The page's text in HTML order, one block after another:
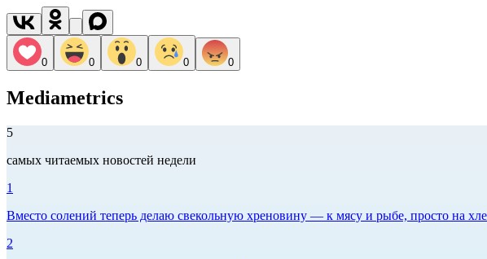
0 0 0 0 0
Mediametrics
5
самых читаемых новостей недели
1
Вместо солений теперь делаю свекольную хреновину — к мясу и рыбе, просто на
2